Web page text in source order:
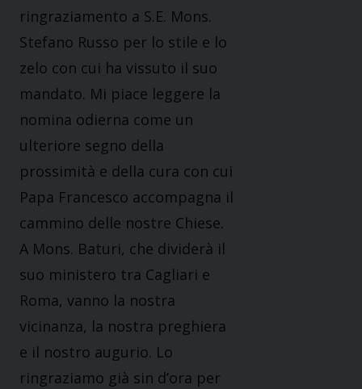
ringraziamento a S.E. Mons.
Stefano Russo per lo stile e lo
zelo con cui ha vissuto il suo
mandato. Mi piace leggere la
nomina odierna come un
ulteriore segno della
prossimità e della cura con cui
Papa Francesco accompagna il
cammino delle nostre Chiese.
A Mons. Baturi, che dividerà il
suo ministero tra Cagliari e
Roma, vanno la nostra
vicinanza, la nostra preghiera
e il nostro augurio. Lo
ringraziamo già sin d’ora per